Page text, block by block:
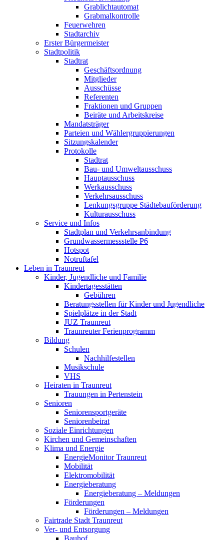
Grablichtautomat
Grabmalkontrolle
Feuerwehren
Stadtarchiv
Erster Bürgermeister
Stadtpolitik
Stadtrat
Geschäftsordnung
Mitglieder
Ausschüsse
Referenten
Fraktionen und Gruppen
Beiräte und Arbeitskreise
Mandatsträger
Parteien und Wählergruppierungen
Sitzungskalender
Protokolle
Stadtrat
Bau- und Umweltausschuss
Hauptausschuss
Werkausschuss
Verkehrsausschuss
Lenkungsgruppe Städtebauförderung
Kulturausschuss
Service und Infos
Stadtplan und Verkehrsanbindung
Grundwassermessstelle P6
Hotspot
Notruftafel
Leben in Traunreut
Kinder, Jugendliche und Familie
Kindertagesstätten
Gebühren
Beratungsstellen für Kinder und Jugendliche
Spielplätze in der Stadt
JUZ Traunreut
Traunreuter Ferienprogramm
Bildung
Schulen
Nachhilfestellen
Musikschule
VHS
Heiraten in Traunreut
Trauungen in Pertenstein
Senioren
Seniorensportgeräte
Seniorenbeirat
Soziale Einrichtungen
Kirchen und Gemeinschaften
Klima und Energie
EnergieMonitor Traunreut
Mobilität
Elektromobilität
Energieberatung
Energieberatung – Meldungen
Förderungen
Förderungen – Meldungen
Fairtrade Stadt Traunreut
Ver- und Entsorgung
Bauhof